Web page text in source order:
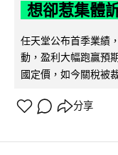
想卻惹集體
任天堂公布首季業績
動，盈利大幅跑贏預
國定價，如今關稅被
分享